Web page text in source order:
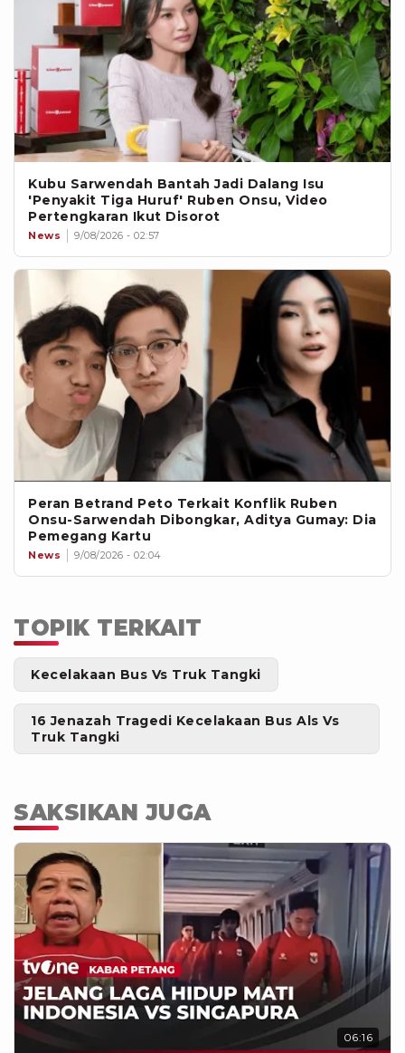
Kubu Sarwendah Bantah Jadi Dalang Isu
'Penyakit Tiga Huruf' Ruben Onsu, Video
Pertengkaran Ikut Disorot
News 9/08/2026 - 02:57
Peran Betrand Peto Terkait Konflik Ruben
Onsu-Sarwendah Dibongkar, Aditya Gumay: Dia
Pemegang Kartu
News 9/08/2026 - 02:04
TOPIK TERKAIT
Kecelakaan Bus Vs Truk Tangki
16 Jenazah Tragedi Kecelakaan Bus Als Vs
Truk Tangki
SAKSIKAN JUGA
06:16